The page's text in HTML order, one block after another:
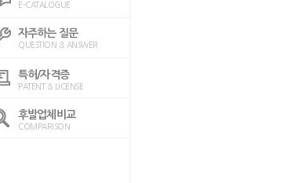
E-CATALOGUE
자주하는 질문
QUESTION & ANSWER
특허/자격증
PATENT & LICENSE
후발업체비교
COMPARISON